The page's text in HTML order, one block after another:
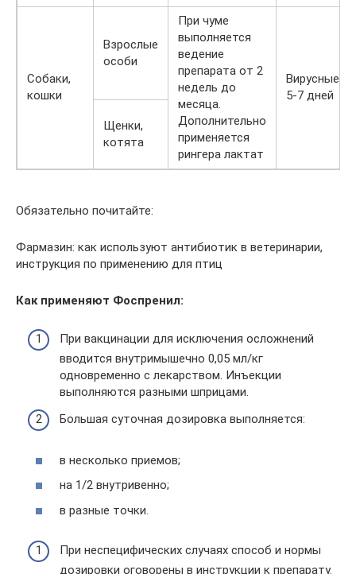
Собаки,
кошки
Взрослые
особи
При чуме
выполняется
ведение
препарата от 2
недель до
месяца.
Дополнительно
применяется
рингера лактат
Вирусные,
5-7 дней
Щенки,
котята
Обязательно почитайте:
Фармазин: как используют антибиотик в ветеринарии,
инструкция по применению для птиц
Как применяют Фоспренил:
При вакцинации для исключения осложнений
вводится внутримышечно 0,05 мл/кг
одновременно с лекарством. Инъекции
выполняются разными шприцами.
Большая суточная дозировка выполняется:
в несколько приемов;
на 1/2 внутривенно;
в разные точки.
При неспецифических случаях способ и нормы
дозировки оговорены в инструкции к препарату.